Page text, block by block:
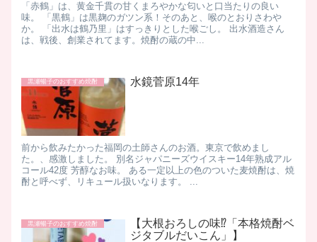
「赤鶴」は、黄金千貫の甘くまろやかな匂いと口当たりの良い
味。 「黒鶴」は黒麹のガツン系！そのあと、喉のとおりさわや
か。 「出水は鶴乃里」はすっきりとした喉ごし。 出水酒造さん
は、戦後、創業されてます。焼酎の蔵の中...
黒瀬暢子のおすすめ焼酎 水鏡菅原14年
前から飲みたかった福岡の土師さんのお酒。東京で飲めまし
た。、感激しました。 別名ジャパニーズウイスキー14年熟成アル
コール42度 芳醇なお味。 ある一定以上の色のついた麦焼酎は、焼
酎と呼べず、リキュール扱いなります。 ...
黒瀬暢子のおすすめ焼酎
【大根おろしの味⁉️「本格焼酎ベ
ジタブルだいこん」】